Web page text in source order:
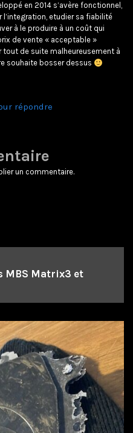
en 2014 s’avère fonctionnel,
l’integration, etudier sa fiabilité
à le produire à un coût qui
de vente « acceptable »
tout de suite malheureusement à
souhaite bosser dessus
répondre
un commentaire.
MBS Matrix3 et